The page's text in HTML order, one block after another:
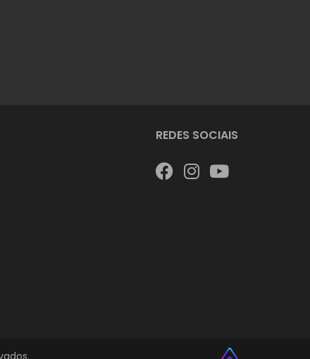
REDES SOCIAIS